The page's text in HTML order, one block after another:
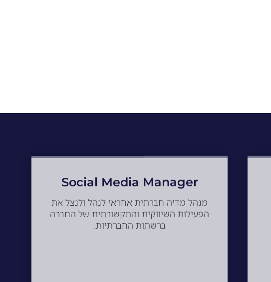
Social Media Manager
מנהל מדיה חברתית אחראי לנהל ולנצל את
הפעילות השיווקית והתקשורתית של החברה
ברשתות החברתיות.